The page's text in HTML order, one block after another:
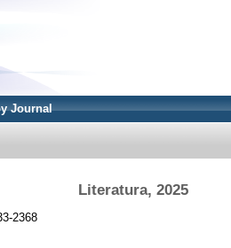
Journal
Literatura, 2025
2368